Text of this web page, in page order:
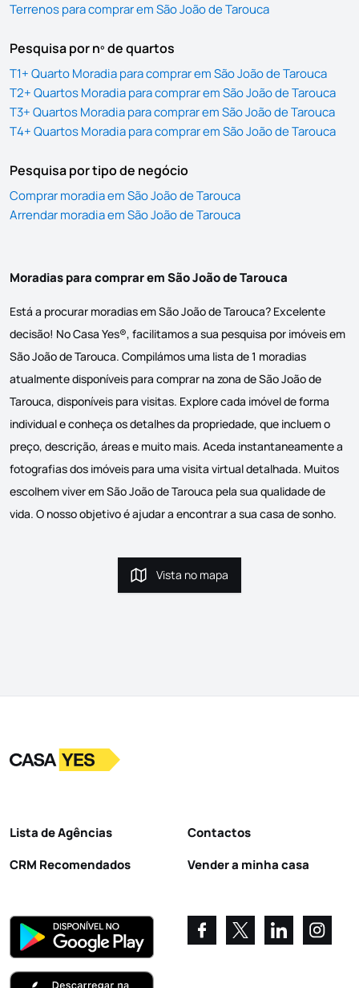
Terrenos para comprar em São João de Tarouca
Pesquisa por nº de quartos
T1+ Quarto Moradia para comprar em São João de Tarouca
T2+ Quartos Moradia para comprar em São João de Tarouca
T3+ Quartos Moradia para comprar em São João de Tarouca
T4+ Quartos Moradia para comprar em São João de Tarouca
Pesquisa por tipo de negócio
Comprar moradia em São João de Tarouca
Arrendar moradia em São João de Tarouca
Moradias para comprar em São João de Tarouca
Está a procurar moradias em São João de Tarouca? Excelente
decisão! No Casa Yes®, facilitamos a sua pesquisa por imóveis em
São João de Tarouca. Compilámos uma lista de 1 moradias
atualmente disponíveis para comprar na zona de São João de
Tarouca, disponíveis para visitas. Explore cada imóvel de forma
individual e conheça os detalhes da propriedade, que incluem o
preço, descrição, áreas e muito mais. Aceda instantaneamente a
fotografias dos imóveis para uma visita virtual detalhada. Muitos
escolhem viver em São João de Tarouca pela sua qualidade de
vida. O nosso objetivo é ajudar a encontrar a sua casa de sonho.
Vista no mapa
Vista no mapa
LogoIr para a homepage
Lista de Agências
CRM Recomendados
Contactos
Vender a minha casa